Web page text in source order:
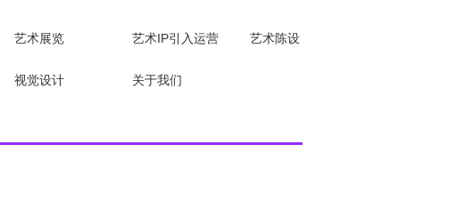
艺术展览 艺术IP引入运营 艺术陈设
视觉设计 关于我们